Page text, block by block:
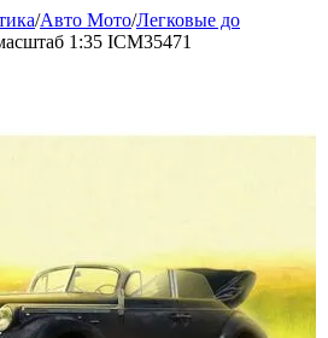
/Авто Мото/Легковые до
1:35 ICM35471